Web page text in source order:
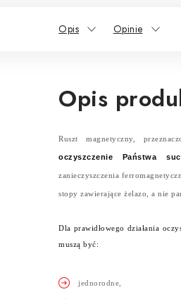
Opis Opinie
Opis
Ruszt magnetyczny,
oczyszczenie Państwa
zanieczyszczenia
stopy zawierające żelazo, a nie
Dla prawidłowego działania
muszą być:
jednorodne,